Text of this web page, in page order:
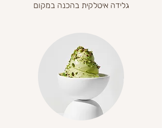
גלידה איטלקית בהכנה במקום